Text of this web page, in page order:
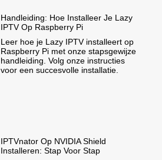
Handleiding: Hoe Installeer Je Lazy
IPTV Op Raspberry Pi
Leer hoe je Lazy IPTV installeert op
Raspberry Pi met onze stapsgewijze
handleiding. Volg onze instructies
voor een succesvolle installatie.
IPTVnator Op NVIDIA Shield
Installeren: Stap Voor Stap